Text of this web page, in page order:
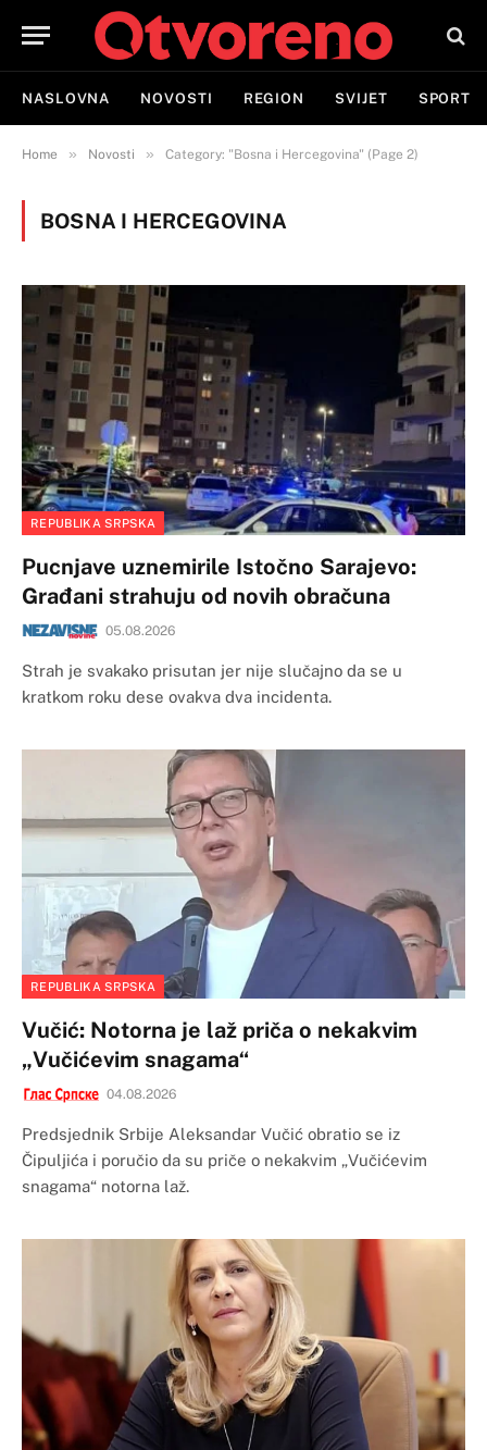
NASLOVNA NOVOSTI REGION SVIJET SPORT
Home » Novosti » Category: "Bosna i Hercegovina" (Page 2)
BOSNA I HERCEGOVINA
REPUBLIKA SRPSKA
Pucnjave uznemirile Istočno Sarajevo:
Građani strahuju od novih obračuna
05.08.2026
Strah je svakako prisutan jer nije slučajno da se u
kratkom roku dese ovakva dva incidenta.
REPUBLIKA SRPSKA
Vučić: Notorna je laž priča o nekakvim
„Vučićevim snagama“
04.08.2026
Predsjednik Srbije Aleksandar Vučić obratio se iz
Čipuljića i poručio da su priče o nekakvim „Vučićevim
snagama“ notorna laž.